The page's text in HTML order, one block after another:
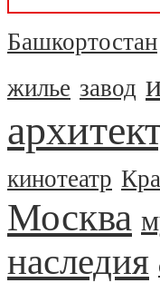
Башкортостан
жилье завод
кинотеатр
Москва
наследия